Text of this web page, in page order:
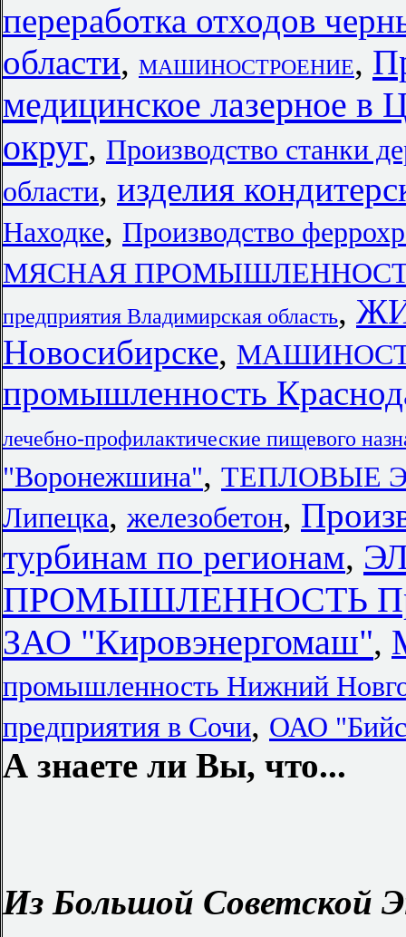
переработка отходов
области, МАШИНОСТРОЕНИЕ,
медицинское лазерное в
округ, Производство станки
области, изделия
Находке, Производство
МЯСНАЯ ПРОМЫШЛЕННОСТЬ в
предприятия Владимирская область,
Новосибирске,
промышленность
лечебно-профилактические пищевого
"Воронежшина", ТЕПЛОВЫЕ
Липецка, железобетон,
турбинам по регионам,
ПРОМЫШЛЕННОСТЬ
ЗАО "Кировэнергомаш",
промышленность Нижний
предприятия в Сочи, ОАО
А знаете ли Вы, что...
Из Большой Советской